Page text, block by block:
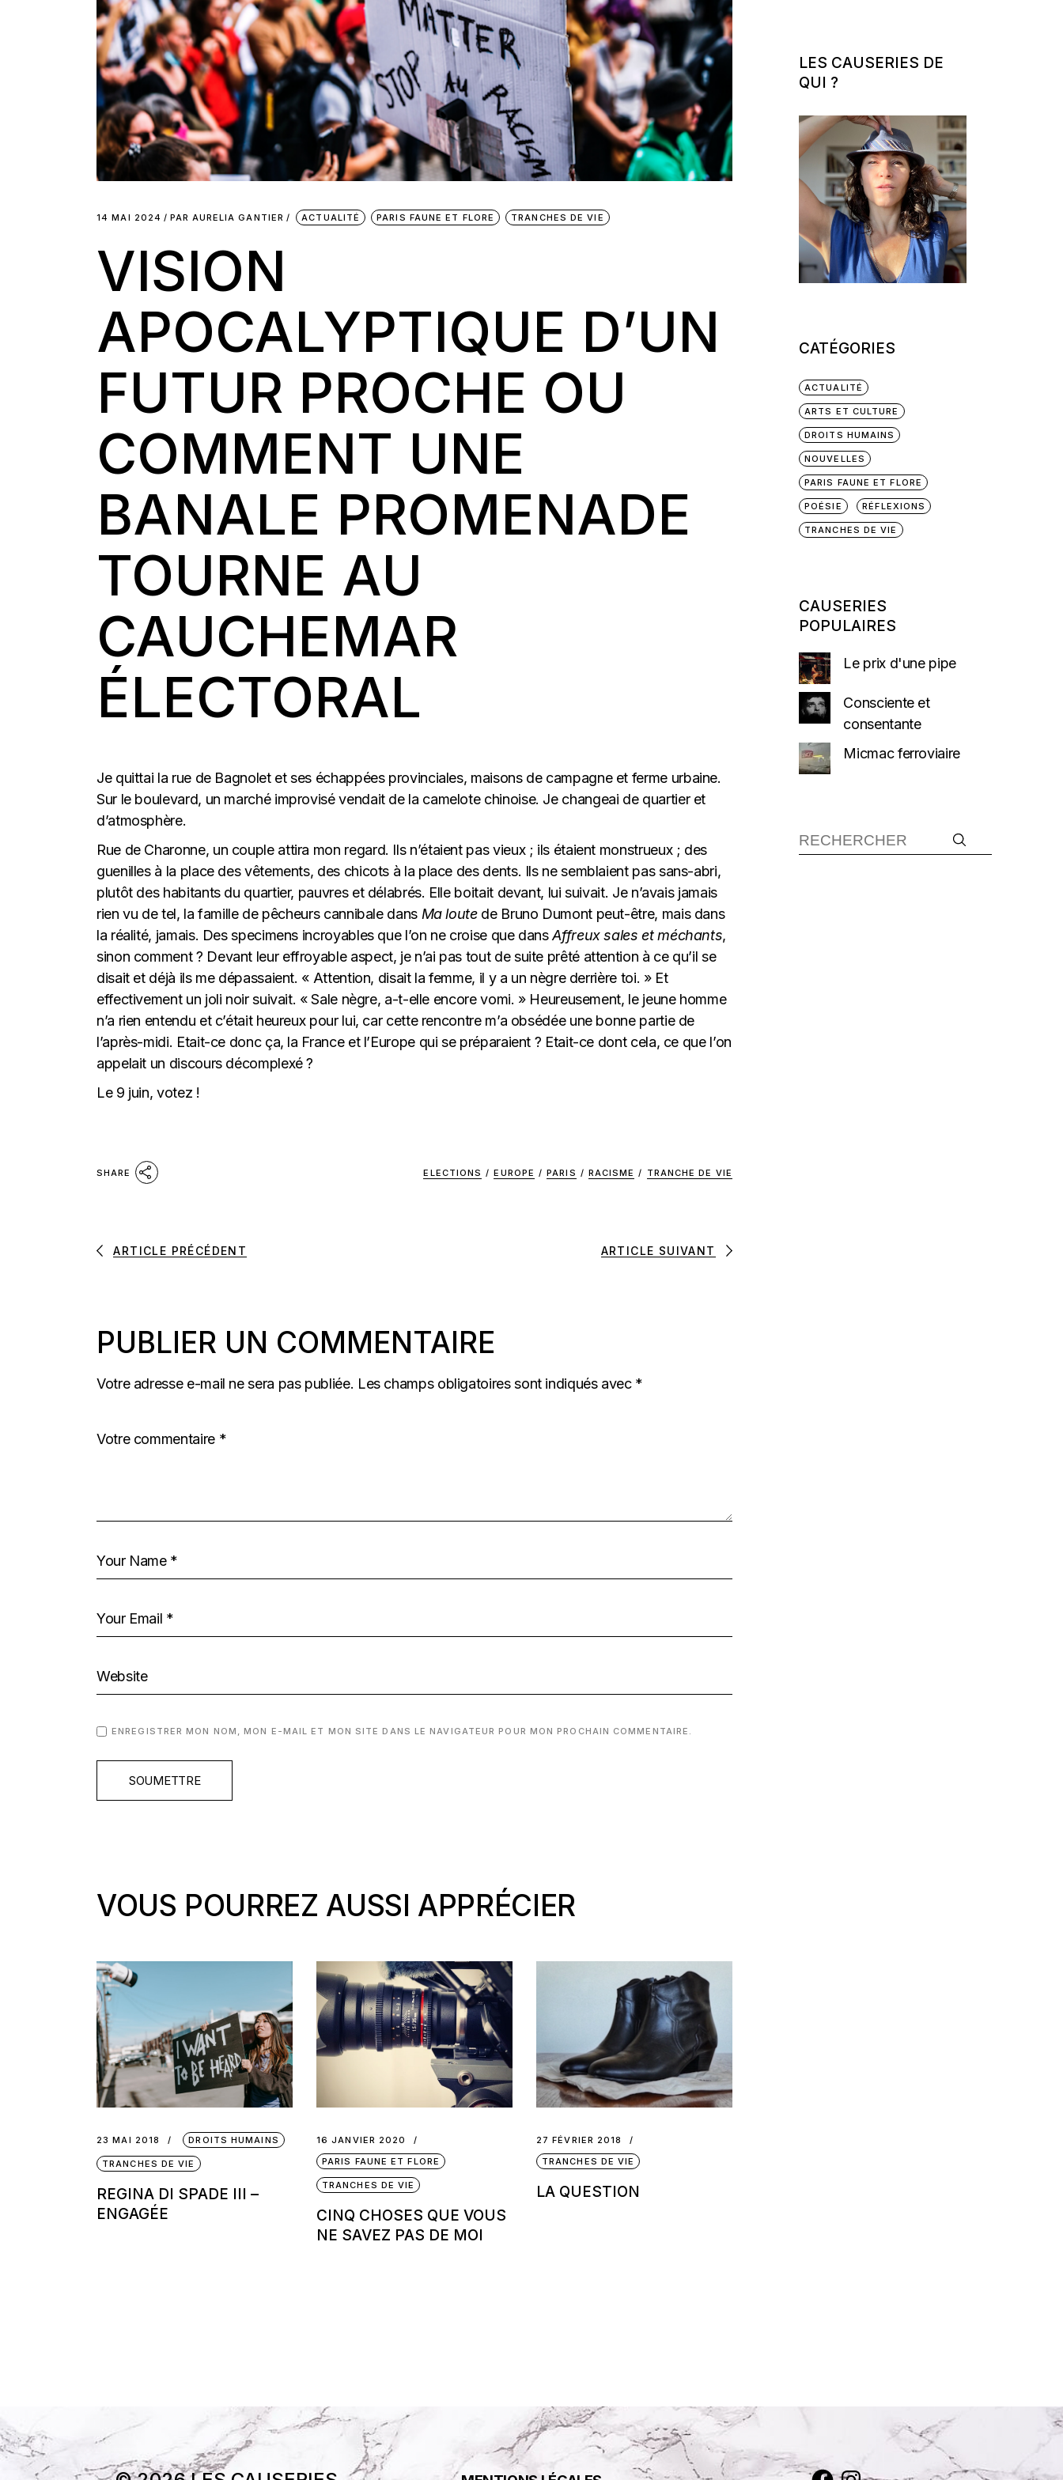
14 MAI 2024 PAR AURELIA GANTIER ACTUALITÉ PARIS FAUNE ET FLORE TRANCHES DE VIE
VISION
APOCALYPTIQUE D’UN
FUTUR PROCHE OU
COMMENT UNE
BANALE PROMENADE
TOURNE AU
CAUCHEMAR
ÉLECTORAL
Je quittai la rue de Bagnolet et ses échappées provinciales, maisons de campagne et ferme urbaine.
Sur le boulevard, un marché improvisé vendait de la camelote chinoise. Je changeai de quartier et
d’atmosphère.
Rue de Charonne, un couple attira mon regard. Ils n’étaient pas vieux ; ils étaient monstrueux ; des
guenilles à la place des vêtements, des chicots à la place des dents. Ils ne semblaient pas sans-abri,
plutôt des habitants du quartier, pauvres et délabrés. Elle boitait devant, lui suivait. Je n’avais jamais
rien vu de tel, la famille de pêcheurs cannibale dans Ma loute de Bruno Dumont peut-être, mais dans
la réalité, jamais. Des specimens incroyables que l’on ne croise que dansAffreux sales et méchants,
sinon comment ? Devant leur effroyable aspect, je n’ai pas tout de suite prêté attention à ce qu’il se
disait et déjà ils me dépassaient. « Attention, disait la femme, il y a un nègre derrière toi. » Et
effectivement un joli noir suivait. « Sale nègre, a-t-elle encore vomi. » Heureusement, le jeune homme
n’a rien entendu et c’était heureux pour lui, car cette rencontre m’a obsédée une bonne partie de
l’après-midi. Etait-ce donc ça, la France et l’Europe qui se préparaient ? Etait-ce dont cela, ce que l’on
appelait un discours décomplexé ?
Le 9 juin, votez !
SHARE ELECTIONS / EUROPE / PARIS / RACISME / TRANCHE DE VIE
ARTICLE PRÉCÉDENT ARTICLE SUIVANT
PUBLIER UN COMMENTAIRE
Votre adresse e-mail ne sera pas publiée. Les champs obligatoires sont indiqués avec *
ENREGISTRER MON NOM, MON E-MAIL ET MON SITE DANS LE NAVIGATEUR POUR MON PROCHAIN COMMENTAIRE.
SOUMETTRE
VOUS POURREZ AUSSI APPRÉCIER
23 MAI 2018 DROITS HUMAINS
TRANCHES DE VIE
REGINA DI SPADE III –
ENGAGÉE
16 JANVIER 2020
PARIS FAUNE ET FLORE
TRANCHES DE VIE
CINQ CHOSES QUE VOUS
NE SAVEZ PAS DE MOI
27 FÉVRIER 2018
TRANCHES DE VIE
LA QUESTION
LES CAUSERIES DE
QUI ?
CATÉGORIES
ACTUALITÉ
ARTS ET CULTURE
DROITS HUMAINS
NOUVELLES
PARIS FAUNE ET FLORE
POÉSIE RÉFLEXIONS
TRANCHES DE VIE
CAUSERIES
POPULAIRES
Le prix d'une pipe
Consciente et
consentante
Micmac ferroviaire
Recherche :
Facebook
Instagram